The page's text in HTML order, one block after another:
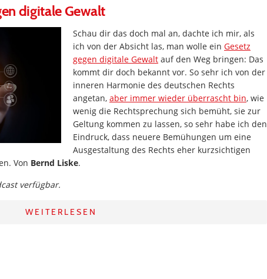
digitale Gewalt
Schau dir das doch mal an, dachte ich mir, als
ich von der Absicht las, man wolle ein Gesetz
gegen digitale Gewalt auf den Weg bringen: Das
kommt dir doch bekannt vor. So sehr ich von der
inneren Harmonie des deutschen Rechts
angetan, aber immer wieder überrascht bin, wie
wenig die Rechtsprechung sich bemüht, sie zur
Geltung kommen zu lassen, so sehr habe ich den
Eindruck, dass neuere Bemühungen um eine
Ausgestaltung des Rechts eher kurzsichtigen
Von Bernd Liske.
verfügbar.
WEITERLESEN